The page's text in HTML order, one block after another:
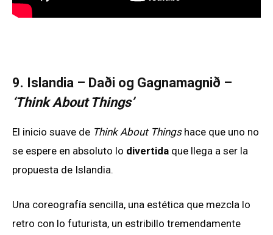
9. Islandia – Daði og Gagnamagnið –
‘Think About Things’
El inicio suave de Think About Thingshace que uno no
se espere en absoluto lo divertida que llega a ser la
propuesta de Islandia.
Una coreografía sencilla, una estética que mezcla lo
retro con lo futurista, un estribillo tremendamente